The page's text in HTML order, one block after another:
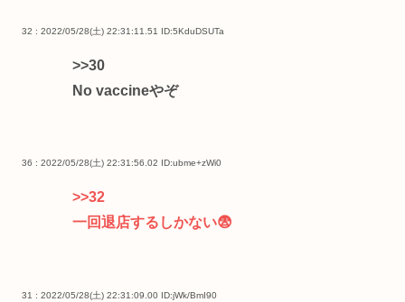
32 : 2022/05/28(土) 22:31:11.51 ID:5KduDSUTa
>>30
No vaccineやぞ
36 : 2022/05/28(土) 22:31:56.02 ID:ubme+zWi0
>>32
一回退店するしかない😨
31 : 2022/05/28(土) 22:31:09.00 ID:jWk/BmI90